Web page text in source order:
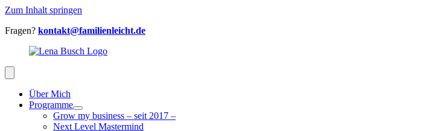
Zum Inhalt springen
Fragen? kontakt@familienleicht.de
Über Mich
Programme
Grow my business – seit 2017 –
Next Level Mastermind